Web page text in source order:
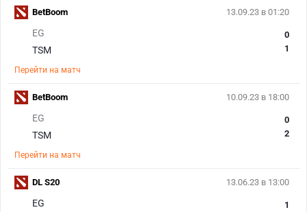
13.09.23 в 01:20
EG
TSM
0
1
Перейти на матч
BetBoom
10.09.23 в 18:00
EG
TSM
0
2
Перейти на матч
BetBoom
13.06.23 в 13:00
EG
1
DL S20